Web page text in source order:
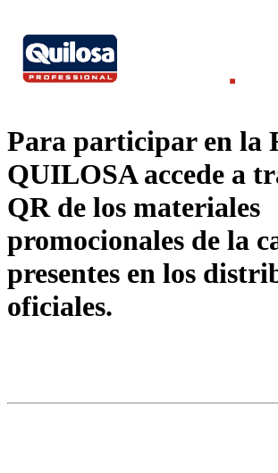
Para participar en la
QUILOSA accede a
QR de los materiales
promocionales de la
presentes en los
oficiales.